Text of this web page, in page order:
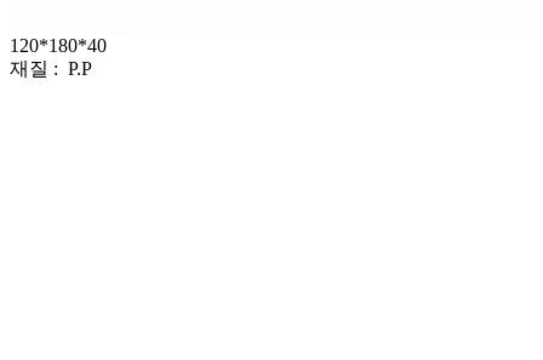
120*180*40
재질 : P.P